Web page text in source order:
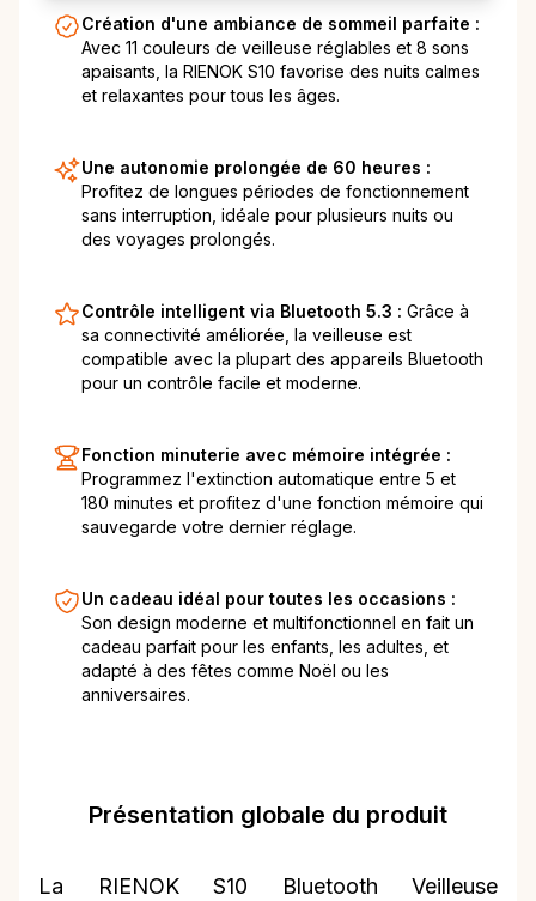
Création d'une ambiance de sommeil parfaite :
Avec 11 couleurs de veilleuse réglables et 8 sons
apaisants, la RIENOK S10 favorise des nuits calmes
et relaxantes pour tous les âges.
Une autonomie prolongée de 60 heures :
Profitez de longues périodes de fonctionnement
sans interruption, idéale pour plusieurs nuits ou
des voyages prolongés.
Contrôle intelligent via Bluetooth 5.3 : Grâce à
sa connectivité améliorée, la veilleuse est
compatible avec la plupart des appareils Bluetooth
pour un contrôle facile et moderne.
Fonction minuterie avec mémoire intégrée :
Programmez l'extinction automatique entre 5 et
180 minutes et profitez d'une fonction mémoire qui
sauvegarde votre dernier réglage.
Un cadeau idéal pour toutes les occasions :
Son design moderne et multifonctionnel en fait un
cadeau parfait pour les enfants, les adultes, et
adapté à des fêtes comme Noël ou les
anniversaires.
Présentation globale du produit
La RIENOK S10 Bluetooth Veilleuse